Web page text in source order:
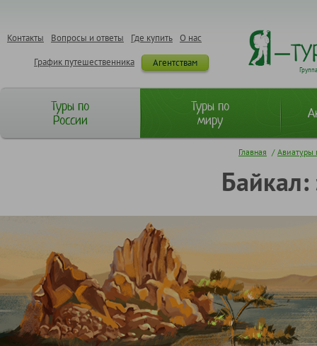
О нас
Где купить
Вопросы и ответы
Контакты
Агентствам
График путешественника
Туры по
России
Туры по
миру
Главная / Авиатуры
Байкал: